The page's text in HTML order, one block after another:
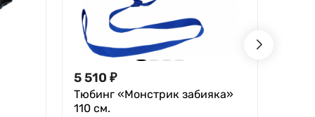
5 510 ₽
Тюбинг «Монстрик забияка»
110 см.